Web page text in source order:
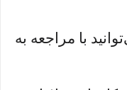
با مراجعه به